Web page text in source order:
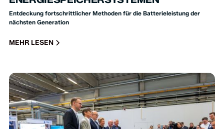
Entdeckung fortschrittlicher Methoden für die Batterieleistung der
nächsten Generation
MEHR LESEN